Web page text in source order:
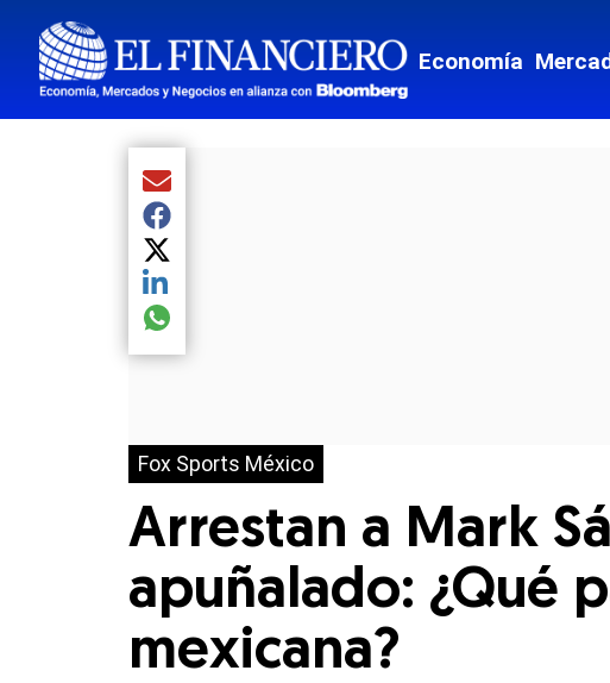
Economía
Fox Sports México
Arrestan a Mark
apuñalado: ¿Qué
mexicana?
Compartir el artículo actual mediante Email
Compartir el artículo actual mediante Facebook
Compartir el artículo actual mediante Twitter
Compartir el artículo actual mediante LinkedIn
Compartir el artículo actual mediante global.social-